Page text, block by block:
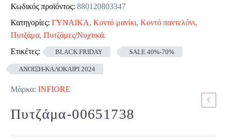
Κωδικός προϊόντος: 880120803347
Κατηγορίες: ΓΥΝΑΙΚΑ, Κοντό μανίκι, Κοντό παντελόνι,
Πυτζάμα, Πυτζάμες/Νυχτικά.
Ετικέτες:
BLACK FRIDAY SALE 40%-70%
ΑΝΟΙΞΗ-ΚΑΛΟΚΑΙΡΙ 2024
Μάρκα: INFIORE
Πυτζάμα-00651738